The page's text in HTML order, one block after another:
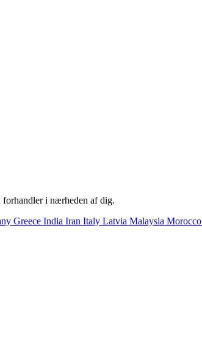
i nærheden af dig.
Greece India Iran Italy Latvia Malaysia Morocco